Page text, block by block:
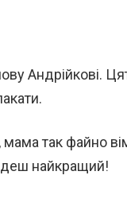
Андрійкові.
так файно
найкращий!